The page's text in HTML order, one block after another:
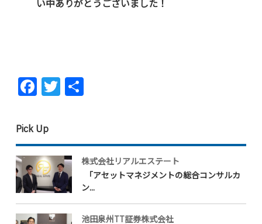
い中ありがとうございました！
Facebook
Twitter
Pick Up
株式会社リアルエステート
「アセットマネジメントの総合コンサルカ
ン...
池田泉州TT証券株式会社